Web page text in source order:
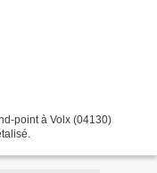
point à Volx (04130)